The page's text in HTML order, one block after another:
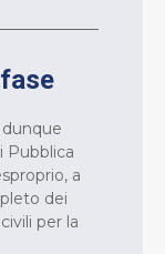
Pubblica
a
dei
per la